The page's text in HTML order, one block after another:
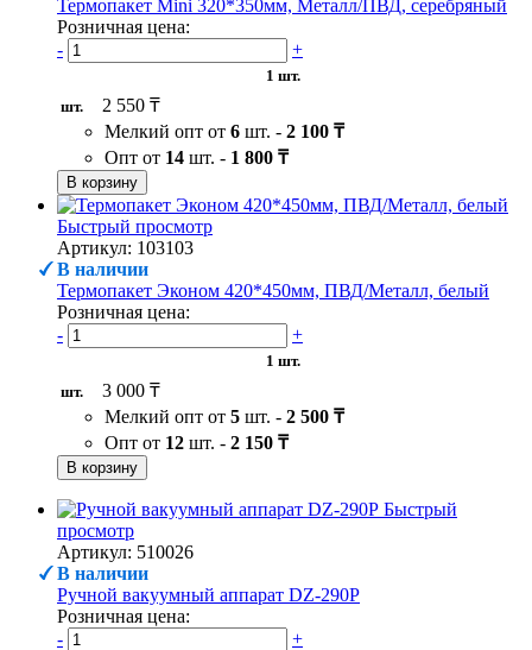
Термопакет Mini 320*350мм, Металл/ПВД, серебряный
Розничная цена:
-
+
1 шт.
шт.
2 550 ₸
Мелкий опт от 6 шт. - 2 100 ₸
Опт от 14 шт. - 1 800 ₸
В корзину
Быстрый просмотр
Артикул: 103103
В наличии
Термопакет Эконом 420*450мм, ПВД/Металл, белый
Розничная цена:
-
+
1 шт.
шт.
3 000 ₸
Мелкий опт от 5 шт. - 2 500 ₸
Опт от 12 шт. - 2 150 ₸
В корзину
Быстрый
просмотр
Артикул: 510026
В наличии
Ручной вакуумный аппарат DZ-290P
Розничная цена:
-
+